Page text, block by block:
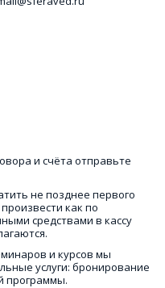
и счёта отправьте
не позднее первого
как по
средствами в кассу
и курсов мы
услуги: бронирование
программы.